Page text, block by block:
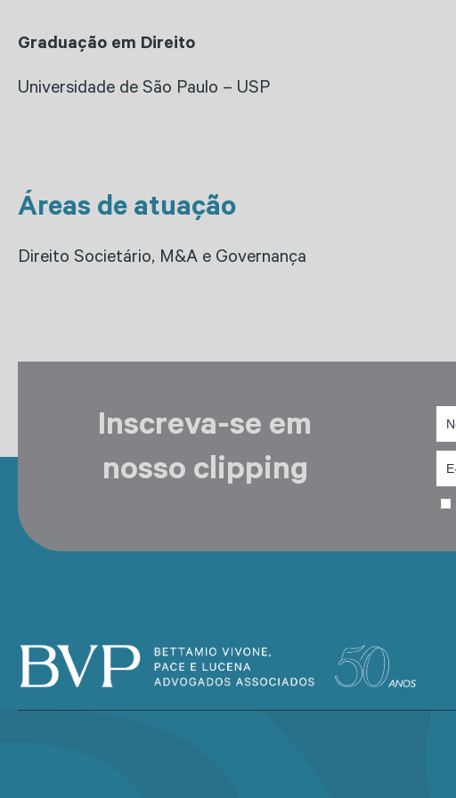
Graduação em Direito
Universidade de São Paulo – USP
Áreas de atuação
Direito Societário, M&A e Governança
Inscreva-se em
nosso clipping